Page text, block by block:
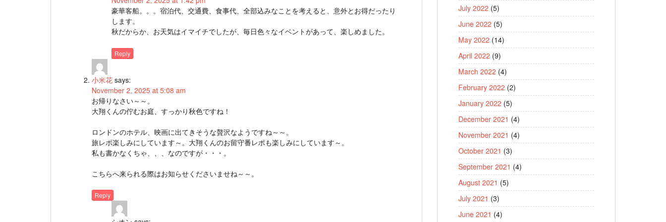
豪華客船。。。宿泊代、交通費、食事代、全部込みなことを考えると、意外とお得だったり
します。
秋だからか、お天気はイマイチでしたが、毎日色々なイベントがあって、楽しめました。
Reply
小米花 says:
November 2, 2025 at 5:08 am
お帰りなさい～～。
大翔くんの佇むお庭、すっかり秋色ですね！
ロンドンのホテル、映画に出てきそうな贅沢なようですね～～。
旅レポ楽しみにしています～。大翔くんのお留守番レポも楽しみにしています～。
私も書かなくちゃ、、、なのですが・・・。
こちらへ来られる際はお知らせくださいませね～～。
Reply
July 2022 (5)
June 2022 (5)
May 2022 (14)
April 2022 (9)
March 2022 (4)
February 2022 (2)
January 2022 (5)
December 2021 (4)
November 2021 (4)
October 2021 (3)
September 2021 (4)
August 2021 (5)
July 2021 (3)
June 2021 (4)